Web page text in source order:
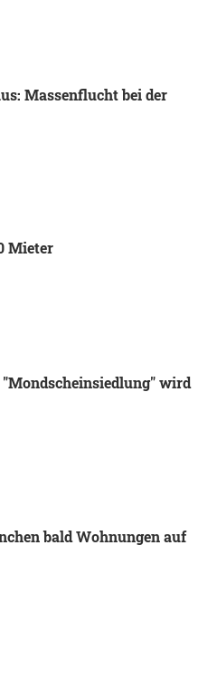
Massenflucht bei der
Mieter
wird
bald Wohnungen auf